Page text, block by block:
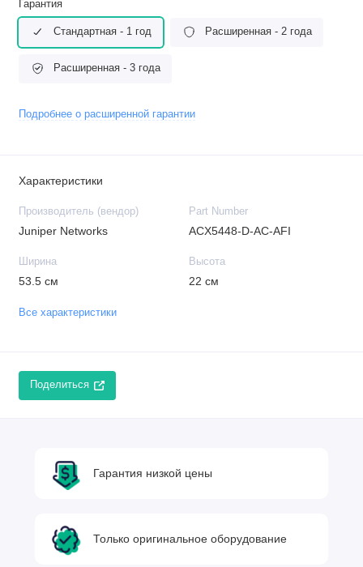
Гарантия
Стандартная - 1 год Расширенная - 2 года
Расширенная - 3 года
Подробнее о расширенной гарантии
Характеристики
Производитель (вендор)
Juniper Networks
Part Number
ACX5448-D-AC-AFI
Ширина
53.5 см
Высота
22 см
Все характеристики
Поделиться
Гарантия низкой цены
Только оригинальное оборудование